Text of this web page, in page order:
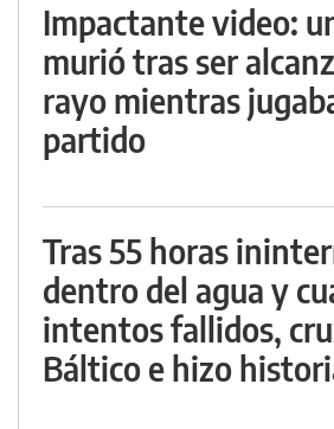
Impactante video:
murió tras ser
rayo mientras
partido
Tras 55 horas
dentro del agua y
intentos fallidos,
Báltico e hizo